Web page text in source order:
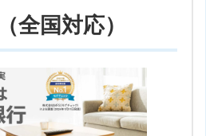
全国対応）